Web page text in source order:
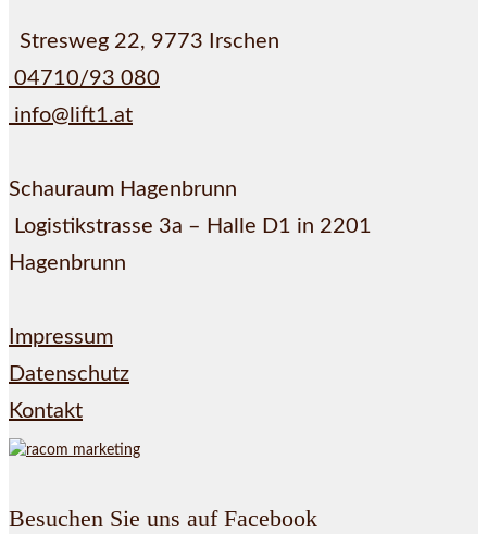
Stresweg 22, 9773 Irschen
04710/93 080
info@lift1.at
Schauraum Hagenbrunn
Logistikstrasse 3a – Halle D1 in 2201
Hagenbrunn
Impressum
Datenschutz
Kontakt
Besuchen Sie uns auf Facebook